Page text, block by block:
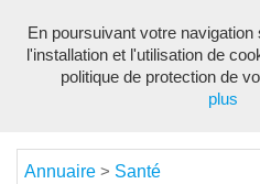
Annuaire > Santé
En poursuivant votre
l'installation et l'utilisation de
politique de protection de
plus